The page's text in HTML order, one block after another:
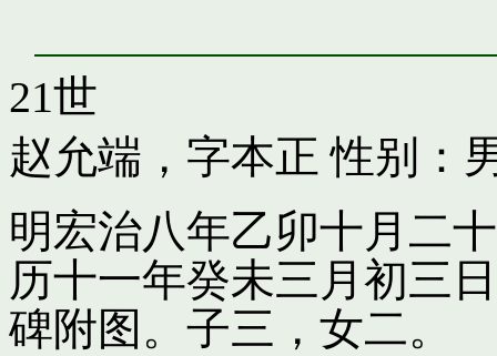
21世
赵允端，字本正 性别：
明宏治八年乙卯十月二
历十一年癸未三月初三
碑附图。子三，女二。